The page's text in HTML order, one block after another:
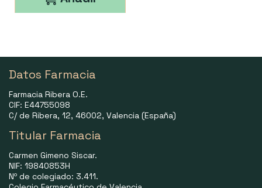
Datos Farmacia
Farmacia Ribera O.E.
CIF: E44755098
C/ de Ribera, 12, 46002, Valencia (España)
Titular Farmacia
Carmen Gimeno Siscar.
NIF: 19840853H
Nº de colegiado: 3.411.